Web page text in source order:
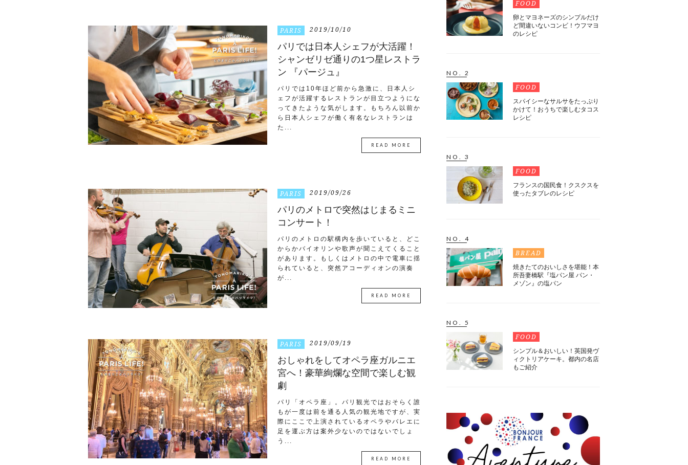
PARIS 2019/10/10
パリでは日本人シェフが大活躍！
シャンゼリゼ通りの1つ星レストラ
ン 『パージュ』
パリでは10年ほど前から急激に、日本人シ
ェフが活躍するレストランが目立つようにな
ってきたような気がします。もちろん以前か
ら日本人シェフが働く有名なレストランは
た...
READ MORE
PARIS 2019/09/26
パリのメトロで突然はじまるミニ
コンサート！
パリのメトロの駅構内を歩いていると、どこ
からかバイオリンや歌声が聞こえてくること
があります。もしくはメトロの中で電車に揺
られていると、突然アコーディオンの演奏
が...
READ MORE
PARIS 2019/09/19
おしゃれをしてオペラ座ガルニエ
宮へ！豪華絢爛な空間で楽しむ観
劇
パリ「オペラ座」。パリ観光ではおそらく誰
もが一度は前を通る人気の観光地ですが、実
際にここで上演されているオペラやバレエに
足を運ぶ方は案外少ないのではないでしょ
う...
READ MORE
FOOD
卵とマヨネーズのシンプルだけ
ど間違いないコンビ！ウフマヨ
のレシピ
NO. 2
FOOD
スパイシーなサルサをたっぷり
かけて！おうちで楽しむタコス
レシピ
NO. 3
FOOD
フランスの国民食！クスクスを
使ったタブレのレシピ
NO. 4
BREAD
焼きたてのおいしさを堪能！本
所吾妻橋駅『塩パン屋 パン・
メゾン』の塩パン
NO. 5
FOOD
シンプル＆おいしい！英国発ヴ
ィクトリアケーキ。都内の名店
もご紹介